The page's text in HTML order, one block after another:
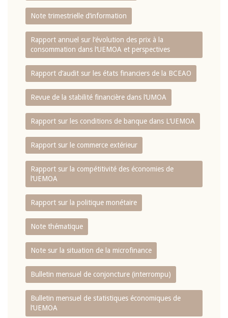
Note trimestrielle d‘information
Rapport annuel sur l‘évolution des prix à la
consommation dans l‘UEMOA et perspectives
Rapport d‘audit sur les états financiers de la BCEAO
Revue de la stabilité financière dans l‘UMOA
Rapport sur les conditions de banque dans L‘UEMOA
Rapport sur le commerce extérieur
Rapport sur la compétitivité des économies de
l‘UEMOA
Rapport sur la politique monétaire
Note thématique
Note sur la situation de la microfinance
Bulletin mensuel de conjoncture (interrompu)
Bulletin mensuel de statistiques économiques de
l‘UEMOA